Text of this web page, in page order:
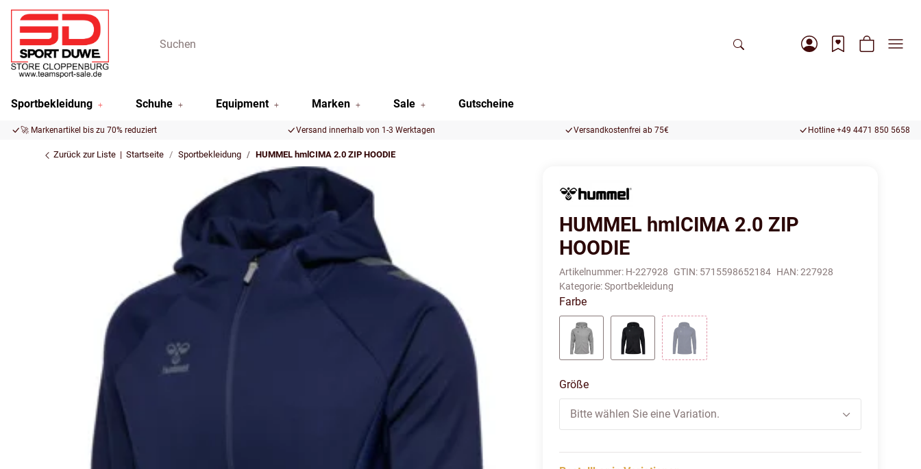
Sportbekleidung Schuhe Equipment Marken Sale Gutscheine
🚀 Markenartikel bis zu 70% reduziert Versand innerhalb von 1-3 Werktagen Versandkostenfrei ab 75€ Hotline +49 4471 850 5658
Zurück zur Liste Startseite Sportbekleidung HUMMEL hmlCIMA 2.0 ZIP HOODIE
HUMMEL hmlCIMA 2.0 ZIP
HOODIE
Artikelnummer: H-227928 GTIN: 5715598652184 HAN:227928
Kategorie:Sportbekleidung
Farbe
Größe
Bitte wählen Sie eine Variation.